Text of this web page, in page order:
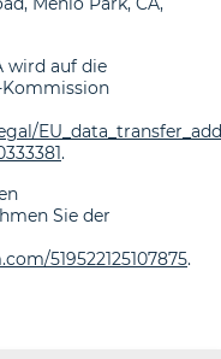
wird auf die
.
Sie der
519522125107875.